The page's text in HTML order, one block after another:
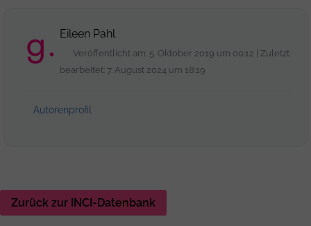
Eileen Pahl
Veröffentlicht am: 5. Oktober 2019 um 00:12 | Zuletzt
bearbeitet: 7. August 2024 um 18:19
Autorenprofil
Zurück zur INCI-Datenbank